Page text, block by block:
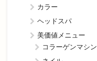
カラー
ヘッドスパ
美価値メニュー
コラーゲンマシン